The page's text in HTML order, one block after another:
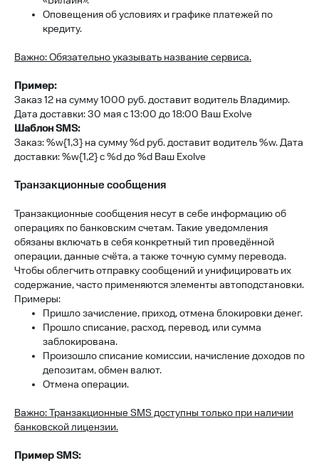
Оповещения об условиях и графике платежей по
кредиту.
Важно: Обязательно указывать название сервиса.
Пример:
Заказ 12 на сумму 1000 руб. доставит водитель Владимир.
Дата доставки: 30 мая с 13:00 до 18:00 Ваш Exolve
Шаблон SMS:
Заказ: %w{1,3} на сумму %d руб. доставит водитель %w. Дата
доставки: %w{1,2} с %d до %d Ваш Exolve
Транзакционные сообщения
Транзакционные сообщения несут в себе информацию об
операциях по банковским счетам. Такие уведомления
обязаны включать в себя конкретный тип проведённой
операции, данные счёта, а также точную сумму перевода.
Чтобы облегчить отправку сообщений и унифицировать их
содержание, часто применяются элементы автоподстановки.
Примеры:
Пришло зачисление, приход, отмена блокировки денег.
Прошло списание, расход, перевод, или сумма
заблокирована.
Произошло списание комиссии, начисление доходов по
депозитам, обмен валют.
Отмена операции.
Важно: Транзакционные SMS доступны только при наличии
банковской лицензии.
ПримерSMS: